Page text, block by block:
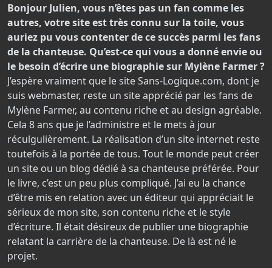
Bonjour Julien, vous n’êtes pas un fan comme les
autres, votre site est très connu sur la toile, vous
auriez pu vous contenter de ce succès parmi les fans
de la chanteuse. Qu’est-ce qui vous a donné envie ou
le besoin d’écrire une biographie sur Mylène Farmer ?
J’espère vraiment que le site Sans-Logique.com, dont je
suis webmaster, reste un site apprécié par les fans de
Mylène Farmer, au contenu riche et au design agréable.
Cela 8 ans que je l’administre et le mets à jour
réculgulièrement. La réalisation d’un site internet reste
toutefois à la portée de tous. Tout le monde peut créer
un site ou un blog dédié à sa chanteuse préférée. Pour
le livre, c’est un peu plus compliqué. J’ai eu la chance
d’être mis en relation avec un éditeur qui appréciait le
sérieux de mon site, son contenu riche et le style
d’écriture. Il était désireux de publier une biographie
relatant la carrière de la chanteuse. De là est né le
projet.